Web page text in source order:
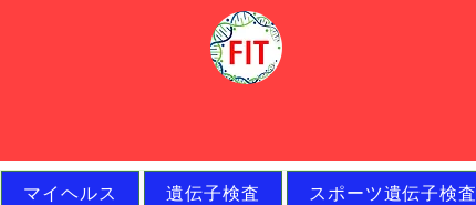
マイヘルス 遺伝子検査 スポーツ遺伝子検査